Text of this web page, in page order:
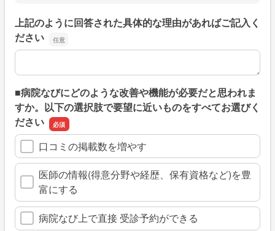
上記のように回答された具体的な理由があればご記入く
ださい
上記のように回答された具体的な理由があればご記入くだ
■病院なびにどのような改善や機能が必要だと思われま
すか。以下の選択肢で要望に近いものをすべてお選びく
ださい
口コミの掲載数を増やす
医師の情報(得意分野や経歴、保有資格など)を豊
富にする
病院なび上で直接 受診予約ができる